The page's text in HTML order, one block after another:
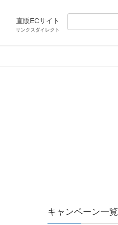
直販ECサイト
リンクスダイレクト
キャンペーン一覧